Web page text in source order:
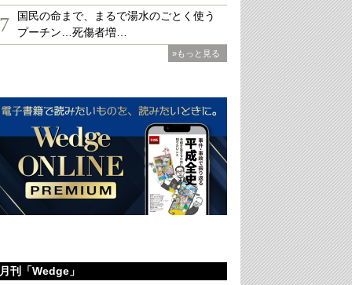
7
国民の命まで、まるで湯水のごとく使う
プーチン…死傷者増…
»もっと見る
月刊「Wedge」